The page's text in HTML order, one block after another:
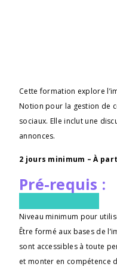
Cette formation explore
Notion pour la gestion de
sociaux. Elle inclut une
annonces.
2 jours minimum – À
Pré-requis :
Niveau minimum pour
Être formé aux bases de
sont accessibles à toute
et monter en compétence